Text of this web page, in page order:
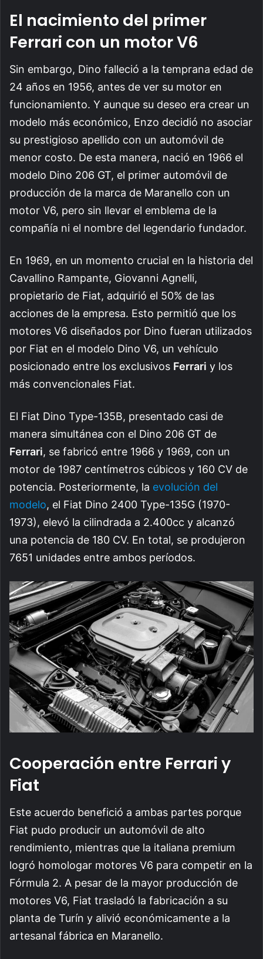
El nacimiento del primer
Ferrari con un motor V6
Sin embargo, Dino falleció a la temprana edad de
24 años en 1956, antes de ver su motor en
funcionamiento. Y aunque su deseo era crear un
modelo más económico, Enzo decidió no asociar
su prestigioso apellido con un automóvil de
menor costo. De esta manera, nació en 1966 el
modelo Dino 206 GT, el primer automóvil de
producción de la marca de Maranello con un
motor V6, pero sin llevar el emblema de la
compañía ni el nombre del legendario fundador.
En 1969, en un momento crucial en la historia del
Cavallino Rampante, Giovanni Agnelli,
propietario de Fiat, adquirió el 50% de las
acciones de la empresa. Esto permitió que los
motores V6 diseñados por Dino fueran utilizados
por Fiat en el modelo Dino V6, un vehículo
posicionado entre los exclusivos Ferrari y los
más convencionales Fiat.
El Fiat Dino Type-135B, presentado casi de
manera simultánea con el Dino 206 GT de
Ferrari, se fabricó entre 1966 y 1969, con un
motor de 1987 centímetros cúbicos y 160 CV de
potencia. Posteriormente, la evolución del
modelo, el Fiat Dino 2400 Type-135G (1970-
1973), elevó la cilindrada a 2.400cc y alcanzó
una potencia de 180 CV. En total, se produjeron
7651 unidades entre ambos períodos.
Cooperación entre Ferrari y
Fiat
Este acuerdo benefició a ambas partes porque
Fiat pudo producir un automóvil de alto
rendimiento, mientras que la italiana premium
logró homologar motores V6 para competir en la
Fórmula 2. A pesar de la mayor producción de
motores V6, Fiat trasladó la fabricación a su
planta de Turín y alivió económicamente a la
artesanal fábrica en Maranello.